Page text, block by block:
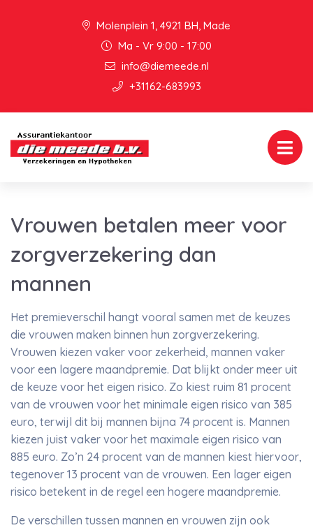
Molenplein 1, 4921 BH, Made
Ma - Vr 9:00 - 17:00
info@diemeede.nl
+31162-683993
Vrouwen betalen meer voor
zorgverzekering dan
mannen
Het premieverschil hangt vooral samen met de keuzes
die vrouwen maken binnen hun zorgverzekering.
Vrouwen kiezen vaker voor zekerheid, mannen vaker
voor een lagere maandpremie. Dat blijkt onder meer uit
de keuze voor het eigen risico. Zo kiest ruim 81 procent
van de vrouwen voor het minimale eigen risico van 385
euro, terwijl dit bij mannen bijna 74 procent is. Mannen
kiezen juist vaker voor het maximale eigen risico van
885 euro. Zo’n 24 procent van de mannen kiest hiervoor,
tegenover 13 procent van de vrouwen. Een lager eigen
risico betekent in de regel een hogere maandpremie.
De verschillen tussen mannen en vrouwen zijn ook